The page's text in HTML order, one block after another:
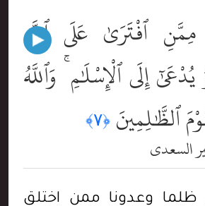
ٱفْتَرَىٰ عَلَى ٱللَّهِ
إِلَى ٱلْإِسْلَٰمِ ۚ وَٱللَّهُ
ٱلظَّٰلِمِينَ ﴿٧﴾
السعدي
ظلما وعدونا ممن اختلق